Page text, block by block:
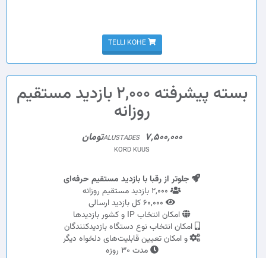
TELLI KOHE
بسته پیشرفته 2,000 بازدید مستقیم
روزانه
ALUSTADES 7,500,000تومان
KORD KUUS
جلوتر از رقبا با بازدید مستقیم حرفه‌ای
امکان انتخاب IP و کشور بازدیدها
امکان انتخاب نوع دستگاه بازدیدکنندگان
و امکان تعیین قابلیت‌های دلخواه دیگر
مدت 30 روزه